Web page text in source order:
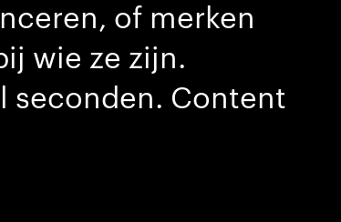
of merken
wie ze zijn.
seconden. Content